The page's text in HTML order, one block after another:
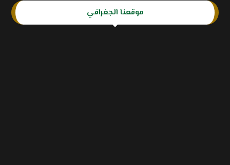
موقعنا الجغرافي